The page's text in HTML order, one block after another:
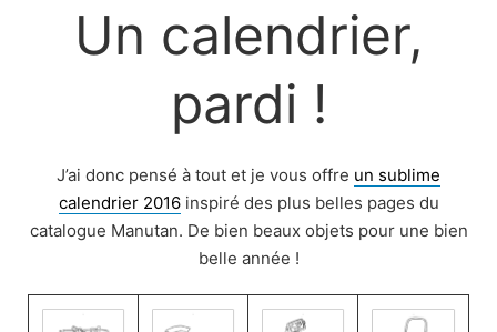
Un calendrier,
pardi !
J’ai donc pensé à tout et je vous offre un sublime
calendrier 2016inspiré des plus belles pages du
catalogue Manutan. De bien beaux objets pour une bien
belle année !